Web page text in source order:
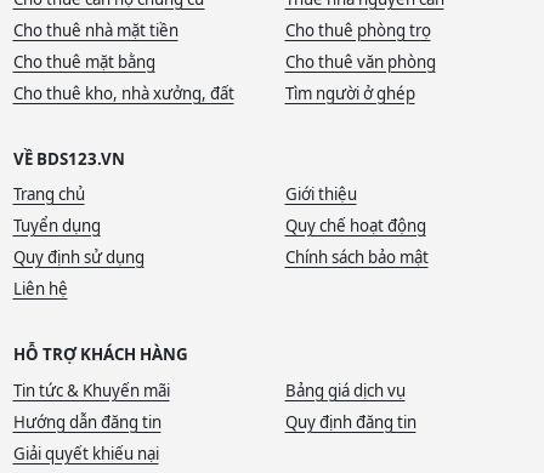
Cho thuê nhà mặt tiền
Cho thuê phòng trọ
Cho thuê mặt bằng
Cho thuê văn phòng
Cho thuê kho, nhà xưởng, đất
Tìm người ở ghép
VỀ BDS123.VN
Trang chủ
Giới thiệu
Tuyển dụng
Quy chế hoạt động
Quy định sử dụng
Chính sách bảo mật
Liên hệ
HỖ TRỢ KHÁCH HÀNG
Tin tức & Khuyến mãi
Bảng giá dịch vụ
Hướng dẫn đăng tin
Quy định đăng tin
Giải quyết khiếu nại